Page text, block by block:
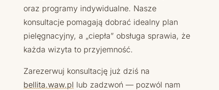
oraz programy indywidualne. Nasze
konsultacje pomagają dobrać idealny plan
pielęgnacyjny, a „ciepła” obsługa sprawia, że
każda wizyta to przyjemność.
Zarezerwuj konsultację już dziś na
bellita.waw.pl lub zadzwoń — pozwól nam